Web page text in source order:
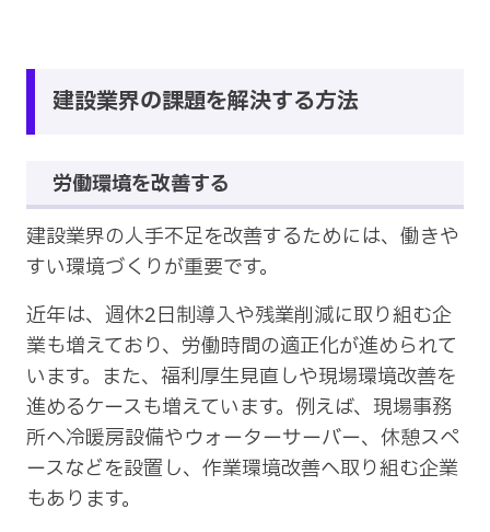
建設業界の課題を解決する方法
労働環境を改善する
建設業界の人手不足を改善するためには、働きや
すい環境づくりが重要です。
近年は、週休2日制導入や残業削減に取り組む企
業も増えており、労働時間の適正化が進められて
います。また、福利厚生見直しや現場環境改善を
進めるケースも増えています。例えば、現場事務
所へ冷暖房設備やウォーターサーバー、休憩スペ
ースなどを設置し、作業環境改善へ取り組む企業
もあります。